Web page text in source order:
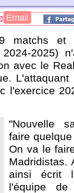
Email
matchs et
2025)
avec le
l'exercice
"Nouvelle
faire
On va le
Madridistas.
ainsi écrit
l'équipe